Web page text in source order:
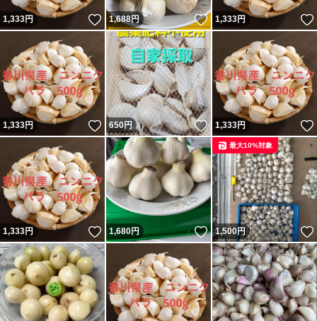
1,333円 いいね！
1,688円 いいね！
1,333円
1,333円 いいね！
650円 いいね！
1,333円
1,333円 いいね！
1,680円 いいね！
1,500円
最大10%対象